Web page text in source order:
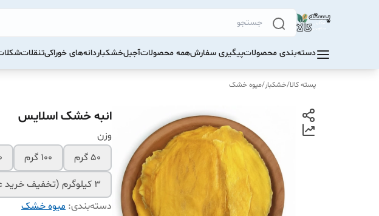
دسته‌بندی محصولاتپیگیری سفارشهمه محصولاتآجیلخشکباردانه‌های خوراکیتنقلات
پسته کالا/خشکبار/میوه خشک
انبه خشک اسلایس
وزن
50 گرم
100 گرم
3 کیلوگرم (تخفیف خرید عمده)
دسته‌بندی: میوه خشک